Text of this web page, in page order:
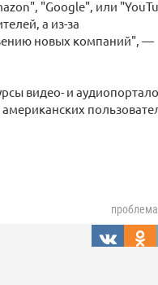
"Google", или
а из-за
новых компаний", —
видео- и